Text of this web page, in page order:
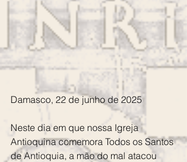
Damasco, 22 de junho de 2025
Neste dia em que nossa Igreja
Antioquina comemora Todos os Santos
de Antioquia, a mão do mal atacou